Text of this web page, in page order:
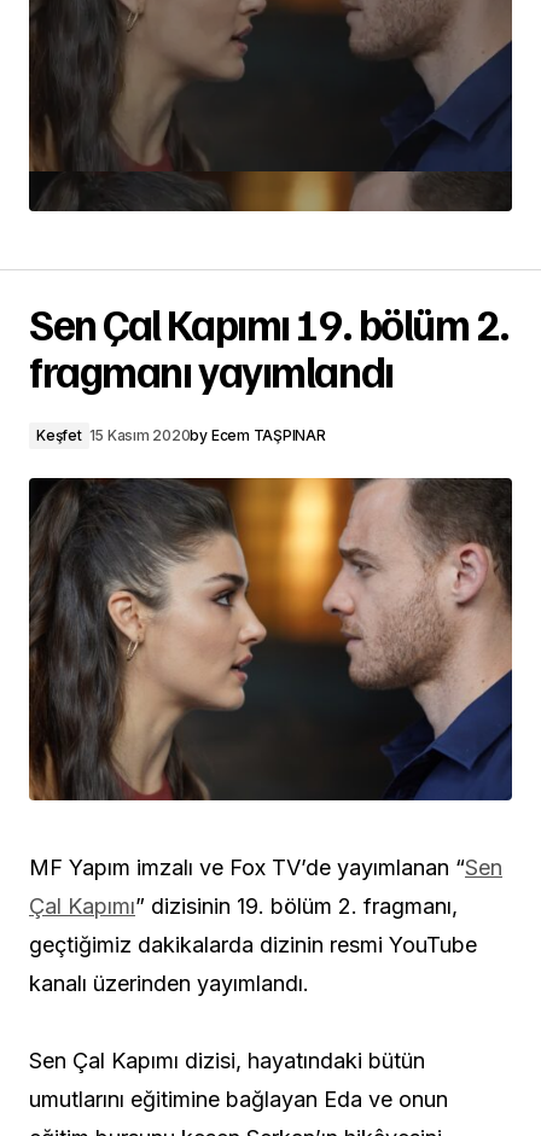
Sen Çal Kapımı 19. bölüm 2.
fragmanı yayımlandı
Keşfet 15 Kasım 2020by Ecem TAŞPINAR
MF Yapım imzalı ve Fox TV’de yayımlanan “Sen
Çal Kapımı” dizisinin 19. bölüm 2. fragmanı,
geçtiğimiz dakikalarda dizinin resmi YouTube
kanalı üzerinden yayımlandı.
Sen Çal Kapımı dizisi, hayatındaki bütün
umutlarını eğitimine bağlayan Eda ve onun